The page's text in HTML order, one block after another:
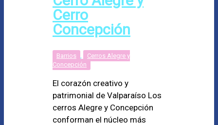
Cerro
Concepción
Barrios
Cerros Alegre y
Concepción
El corazón creativo y
patrimonial de Valparaíso Los
cerros Alegre y Concepción
conforman el núcleo más